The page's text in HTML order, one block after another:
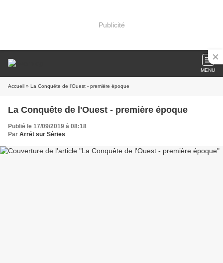
Publicité
MENU
Accueil » La Conquête de l'Ouest - première époque
La Conquête de l'Ouest - première époque
Publié le 17/09/2019 à 08:18
Par Arrêt sur Séries